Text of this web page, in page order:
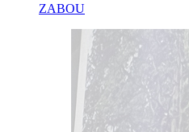
ZABOU